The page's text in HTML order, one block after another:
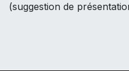
(suggestion de